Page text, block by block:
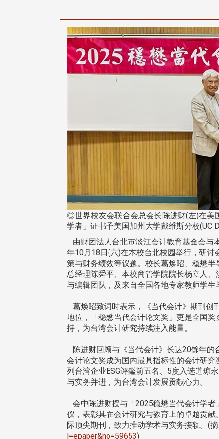
◎世界校友会联合会总会长陈进财(左)在美
学者」证书予美国加州大学戴维斯分校(UC
由财团法人台北市淡江会计教育基金会与
年10月18日(六)在本校台北校园举行，研讨
策与财务绩效等议题。校长葛焕昭、稳懋
总经理陈舜平、本校商管学院院长杨立人
与编辑团队，及来自全国各地专家教师学生
葛焕昭致词时表示，《当代会计》期刊创
地位，「稳懋当代会计论文奖」更是全国
持，为台湾会计研究持续注入能量。
陈进财回顾与《当代会计》长达20馀年的
会计论文奖成为国内最具指标性的会计研
列台湾企业ESG评鑑前五名、5度入选道琼
与实务并进，为台湾会计发展贡献心力。
会中陈进财授与「2025稳懋当代会计学者
仪，表彰其在会计研究与教育上的卓越贡
际顶尖期刊，致力推动学术与实务接轨。(
l=epaper&no=59653)
头版 热门焦点